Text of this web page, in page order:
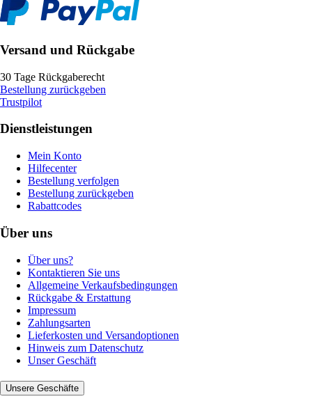
Versand und Rückgabe
30 Tage Rückgaberecht
Bestellung zurückgeben
Trustpilot
Dienstleistungen
Mein Konto
Hilfecenter
Bestellung verfolgen
Bestellung zurückgeben
Rabattcodes
Über uns
Über uns?
Kontaktieren Sie uns
Allgemeine Verkaufsbedingungen
Rückgabe & Erstattung
Impressum
Zahlungsarten
Lieferkosten und Versandoptionen
Hinweis zum Datenschutz
Unser Geschäft
Unsere Geschäfte